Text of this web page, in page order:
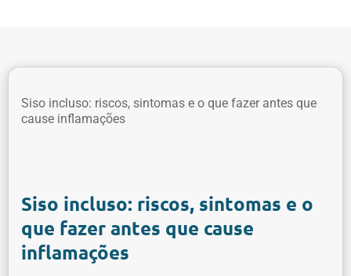
Siso incluso: riscos, sintomas e o que fazer antes que
cause inflamações
Siso incluso: riscos, sintomas e o
que fazer antes que cause
inflamações